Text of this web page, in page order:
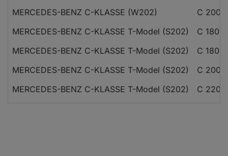
MERCEDES-BENZ C-KLASSE (W202)
C 200
MERCEDES-BENZ C-KLASSE T-Model (S202)
C 180
MERCEDES-BENZ C-KLASSE T-Model (S202)
C 180
MERCEDES-BENZ C-KLASSE T-Model (S202)
C 200
MERCEDES-BENZ C-KLASSE T-Model (S202)
C 220